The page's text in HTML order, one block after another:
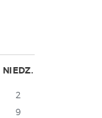
NIEDZ.
2
9